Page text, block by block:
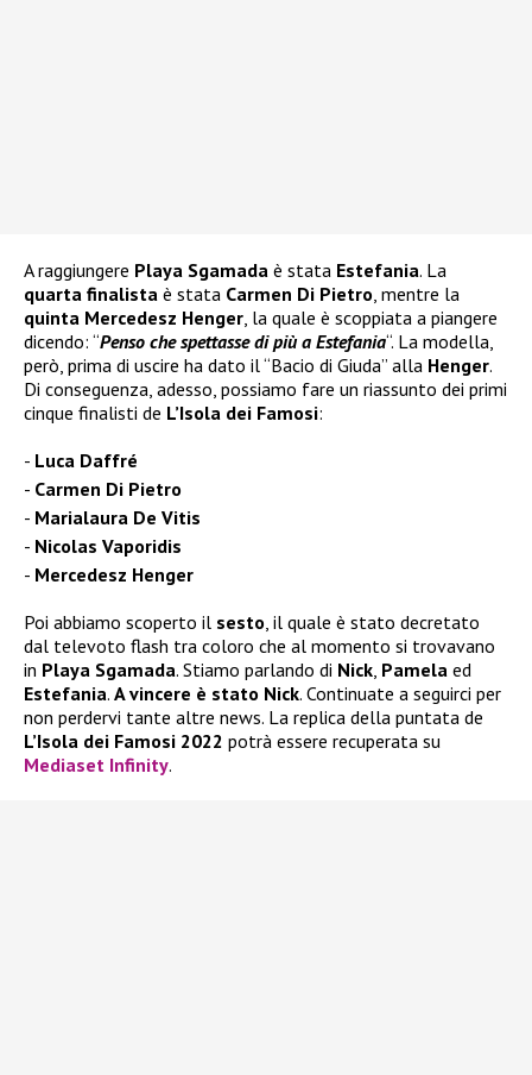
A raggiungere Playa Sgamada è stata Estefania. La
quarta finalista è stata Carmen Di Pietro, mentre la
quinta Mercedesz Henger, la quale è scoppiata a piangere
dicendo: “Penso che spettasse di più a Estefania“. La modella,
però, prima di uscire ha dato il “Bacio di Giuda” alla Henger.
Di conseguenza, adesso, possiamo fare un riassunto dei primi
cinque finalisti de L’Isola dei Famosi:
Luca Daffré
Carmen Di Pietro
Marialaura De Vitis
Nicolas Vaporidis
Mercedesz Henger
Poi abbiamo scoperto il sesto, il quale è stato decretato
dal televoto flash tra coloro che al momento si trovavano
in Playa Sgamada. Stiamo parlando di Nick, Pamela ed
Estefania. A vincere è stato Nick. Continuate a seguirci per
non perdervi tante altre news. La replica della puntata de
L’Isola dei Famosi 2022 potrà essere recuperata su
Mediaset Infinity.